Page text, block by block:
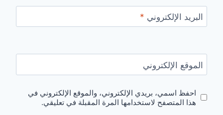
البريد الإلكتروني *
الموقع الإلكتروني
احفظ اسمي، بريدي الإلكتروني، والموقع الإلكتروني في
هذا المتصفح لاستخدامها المرة المقبلة في تعليقي.